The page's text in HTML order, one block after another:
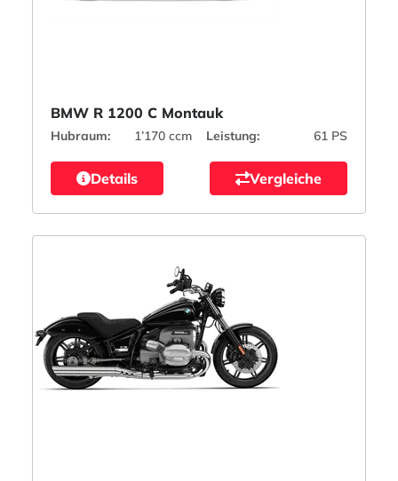
BMW R 1200 C Montauk
Hubraum: 1’170 ccm Leistung: 61 PS
Details Vergleiche